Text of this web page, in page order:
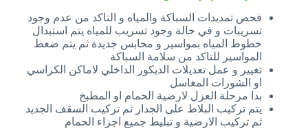
فحص تمديدات السباكة والمياه و التاكد من عدم وجود
تسريبات و في حالة وجود تسريب للمياه يتم استبدال
خطوط المياه بمواسير و محابس جديدة ثم يتم ضغط
المواسير للتاكد من سلامة السباكة
تغيير و عمل تعديلات الديكور الداخلي لاماكن الكراسي
او الشورات المغاسل
بدا مرحلة العزل لارضية الحمام او المطبخ
يتم تركيب البلاط على الجدار ثم تركيب السقف الجديد
ثم تركيب الارضية و تبليط جميع اجزاء الحمام